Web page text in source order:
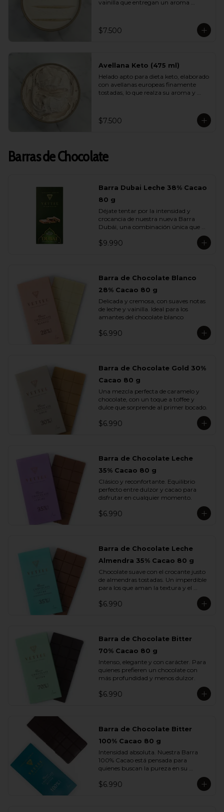
vainilla que entregan un aroma
buscan disfrutar de un helado liviano
sin renunciar al verdadero sabor de la
$7.500
Avellana Keto (475 ml)
Helado apto para dieta keto, elaborado
con avellanas europeas finamente
tostadas, lo que realza su aroma y
sorprendente. Ideal para quienes
cuidan su alimentación y quieren
$7.500
Barras de Chocolate
Barra Dubai Leche 38% Cacao
80 g
Déjate tentar por la intensidad y
crocancia de nuestra nueva Barra
Dubái, una combinación única que
fusiona lo mejor del chocolate europeo
con los sabores más exquisitos de
rellena con una cremosa pasta de
hebras de masa filo tostada con
mantequilla que aportan una textura
crujiente e irresistible.
viaje de sabor profundo y auténtico,
$9.990
Barra de Chocolate Blanco
28% Cacao 80 g
Delicada y cremosa, con suaves notas
de leche y vainilla. Ideal para los
amantes del chocolate blanco
$6.990
Barra de Chocolate Gold 30%
Cacao 80 g
Una mezcla perfecta de caramelo y
chocolate, con un toque a toffee y
dulce que sorprende al primer bocado.
$6.990
Barra de Chocolate Leche
35% Cacao 80 g
Clásico y reconfortante. Equilibrio
perfecto entre dulzor y cacao para
disfrutar en cualquier momento.
$6.990
Barra de Chocolate Leche
Almendra 35% Cacao 80 g
Chocolate suave con el crocante justo
de almendras tostadas. Un imperdible
para los que aman la textura y el
$6.990
Barra de Chocolate Bitter
70% Cacao 80 g
Intenso, elegante y con carácter. Para
quienes prefieren un chocolate con
más profundidad y menos dulzor.
$6.990
Barra de Chocolate Bitter
100% Cacao 80 g
Intensidad absoluta. Nuestra Barra
100% Cacao está pensada para
quienes buscan la pureza en su
firme, profundo, terroso y elegante, sin
$6.990